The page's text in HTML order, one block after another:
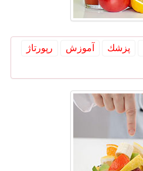
پزشك آموزش
رپورتاژ